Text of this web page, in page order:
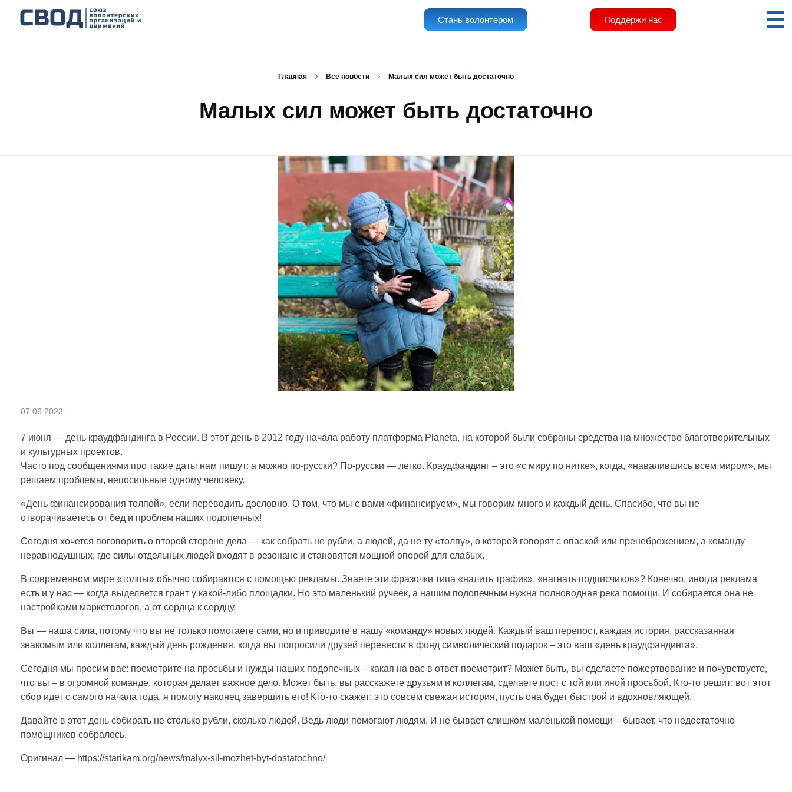
Стань волонтером Поддержи нас
Главная Все новости Малых сил может быть достаточно
Малых сил может быть достаточно
М
а
л
ы
х
с
и
л
м
о
ж
е
07.06.2023
7 июня — день краудфандинга в России. В этот день в 2012 году начала работу платформа Planeta, на которой были собраны средства на множество благотворительных
и культурных проектов.
Часто под сообщениями про такие даты нам пишут: а можно по-русски? По-русски — легко. Краудфандинг – это «с миру по нитке», когда, «навалившись всем миром», мы
решаем проблемы, непосильные одному человеку.
«День финансирования толпой», если переводить дословно. О том, что мы с вами «финансируем», мы говорим много и каждый день. Спасибо, что вы не
отворачиваетесь от бед и проблем наших подопечных!
Сегодня хочется поговорить о второй стороне дела — как собрать не рубли, а людей, да не ту «толпу», о которой говорят с опаской или пренебрежением, а команду
неравнодушных, где силы отдельных людей входят в резонанс и становятся мощной опорой для слабых.
В современном мире «толпы» обычно собираются с помощью рекламы. Знаете эти фразочки типа «налить трафик», «нагнать подписчиков»? Конечно, иногда реклама
есть и у нас — когда выделяется грант у какой-либо площадки. Но это маленький ручеёк, а нашим подопечным нужна полноводная река помощи. И собирается она не
настройками маркетологов, а от сердца к сердцу.
Вы — наша сила, потому что вы не только помогаете сами, но и приводите в нашу «команду» новых людей. Каждый ваш перепост, каждая история, рассказанная
знакомым или коллегам, каждый день рождения, когда вы попросили друзей перевести в фонд символический подарок – это ваш «день краудфандинга».
Сегодня мы просим вас: посмотрите на просьбы и нужды наших подопечных – какая на вас в ответ посмотрит? Может быть, вы сделаете пожертвование и почувствуете,
что вы – в огромной команде, которая делает важное дело. Может быть, вы расскажете друзьям и коллегам, сделаете пост с той или иной просьбой. Кто-то решит: вот этот
сбор идет с самого начала года, я помогу наконец завершить его! Кто-то скажет: это совсем свежая история, пусть она будет быстрой и вдохновляющей.
Давайте в этот день собирать не столько рубли, сколько людей. Ведь люди помогают людям. И не бывает слишком маленькой помощи – бывает, что недостаточно
помощников собралось.
Оригинал — https://starikam.org/news/malyx-sil-mozhet-byt-dostatochno/